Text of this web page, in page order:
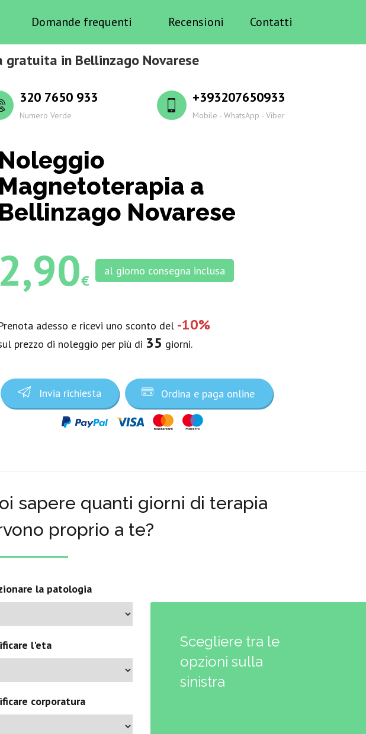
Domande frequenti Recensioni Contatti
gratuita in Bellinzago Novarese
320 7650 933
Numero Verde
+393207650933
Mobile - WhatsApp - Viber
Noleggio
Magnetoterapia a
Bellinzago Novarese
2,90€
al giorno consegna inclusa
adesso e ricevi uno sconto del -10%
prezzo di noleggio per più di 35 giorni.
Invia richiesta Ordina e paga online
sapere quanti giorni di terapia
proprio a te?
la patologia
l'eta
corporatura
Scegliere tra le
opzioni sulla
sinistra